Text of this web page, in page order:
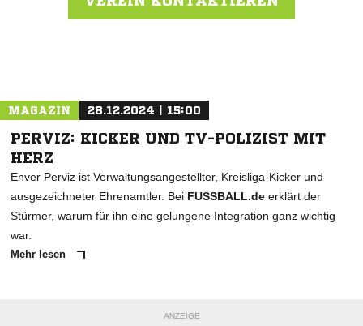
MAGAZIN 28.12.2024 | 15:00
PERVIZ: KICKER UND TV-POLIZIST MIT
HERZ
Enver Perviz ist Verwaltungsangestellter, Kreisliga-Kicker und
ausgezeichneter Ehrenamtler. Bei FUSSBALL.de erklärt der
Stürmer, warum für ihn eine gelungene Integration ganz wichtig
war.
Mehr lesen
ANZEIGE